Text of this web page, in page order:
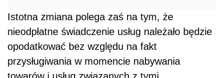
Istotna zmiana polega zaś na tym, że
nieodpłatne świadczenie usług należało będzie
opodatkować bez względu na fakt
przysługiwania w momencie nabywania
towarów i usług związanych z tymi